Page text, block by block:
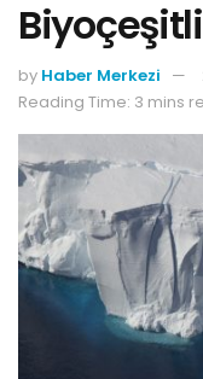
by Haber Merkezi
Reading Time: 3 mins